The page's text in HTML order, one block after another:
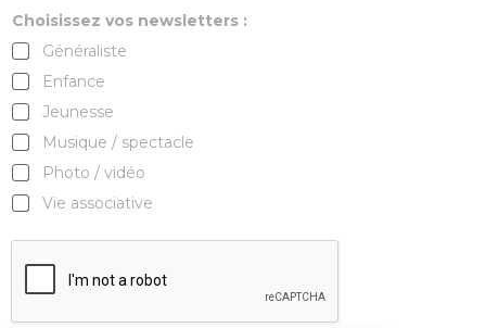
Choisissez vos newsletters :
Généraliste
Enfance
Jeunesse
Musique / spectacle
Photo / vidéo
Vie associative